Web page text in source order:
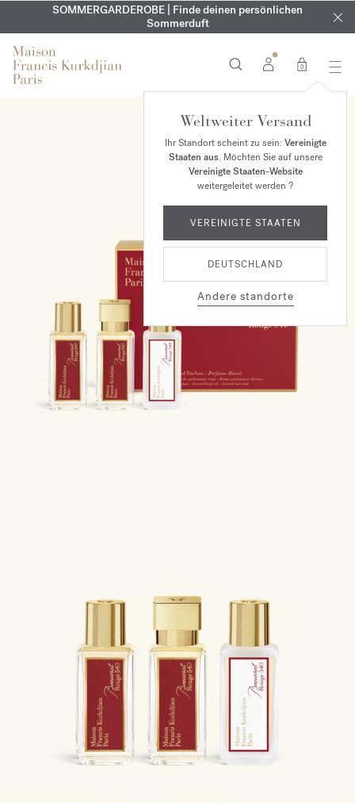
EXKLUSIV | Erhalten Sie OUD velvet moodin Ihrer Bestellung*
KOSTENLOSE GRAVUR | Auf alle Düfte und Körperöle bis zum
9. August
SOMMERGARDEROBE | Finde deinen persönlichen
Sommerduft
0
Weltweiter Versand
Ihr Standort scheint zu sein: Vereinigte
Staaten aus. Möchten Sie auf unsere
Vereinigte Staaten-Website
weitergeleitet werden ?
VEREINIGTE STAATEN
DEUTSCHLAND
Andere standorte